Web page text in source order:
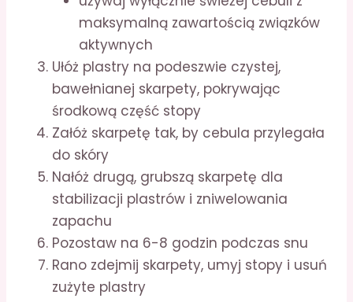
maksymalną zawartością związków
aktywnych
Ułóż plastry na podeszwie czystej,
bawełnianej skarpety, pokrywając
środkową część stopy
Załóż skarpetę tak, by cebula przylegała
do skóry
Nałóż drugą, grubszą skarpetę dla
stabilizacji plastrów i zniwelowania
zapachu
Pozostaw na 6-8 godzin podczas snu
Rano zdejmij skarpety, umyj stopy i usuń
zużyte plastry